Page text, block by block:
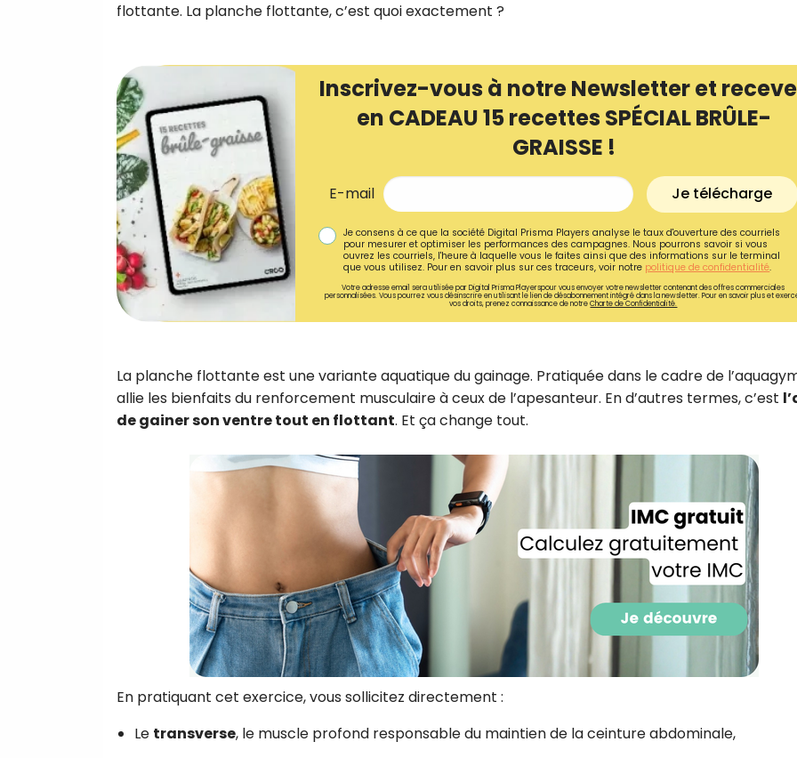
flottante. La planche flottante, c’est quoi exactement ?
Inscrivez-vous à notre Newsletter et
en CADEAU 15 recettes SPÉCIAL BRÛLE-
GRAISSE !
E-mail Je télécharge
Je consens à ce que la société Digital Prisma Players analyse le taux d'ouverture des courriels
pour mesurer et optimiser les performances des campagnes. Nous pourrons savoir si vous
ouvrez les courriels, l'heure à laquelle vous le faites ainsi que des informations sur le terminal
que vous utilisez. Pour en savoir plus sur ces traceurs, voir notre politique de confidentialité.
Votre adresse email sera utilisée par Digital Prisma Playerspour vous envoyer votre newsletter contenant des offres commerciales
personnalisées. Vous pourrez vous désinscrire en utilisant le lien de désabonnement intégré dans la newsletter. Pour en savoir plus et
vos droits, prenez connaissance de notreCharte de Confidentialité.
La planche flottante est une variante aquatique du gainage. Pratiquée dans le cadre de
allie les bienfaits du renforcement musculaire à ceux de l’apesanteur. En d’autres termes, c’est
de gainer son ventre tout en flottant. Et ça change tout.
En pratiquant cet exercice, vous sollicitez directement :
Le transverse, le muscle profond responsable du maintien de la ceinture abdominale,
Recevez gratuitement
recettes inédites de
Ainsi que la newsletter
Je consens à ce que la société
Prisma Players analyse le taux
des courriels pour mesurer et
performances des campagnes.
pourrons savoir si vous ouvrez les
l'heure à laquelle vous le faites ainsi
des informations sur le terminal que
Je reçois mon cadeau !